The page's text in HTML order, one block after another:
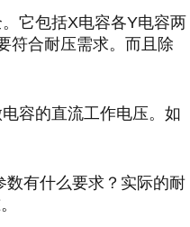
它包括X电容各Y电容两
符合耐压需求。而且除
容的直流工作电压。如
数有什么要求？实际的耐